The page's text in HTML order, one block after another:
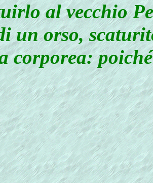
al vecchio
un orso,
corporea: